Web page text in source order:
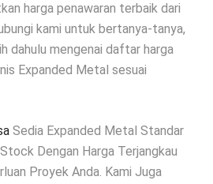
harga penawaran terbaik dari
kami untuk bertanya-tanya,
dahulu mengenai daftar harga
Expanded Metal sesuai
Sedia Expanded Metal Standar
Dengan Harga Terjangkau
Proyek Anda. Kami Juga